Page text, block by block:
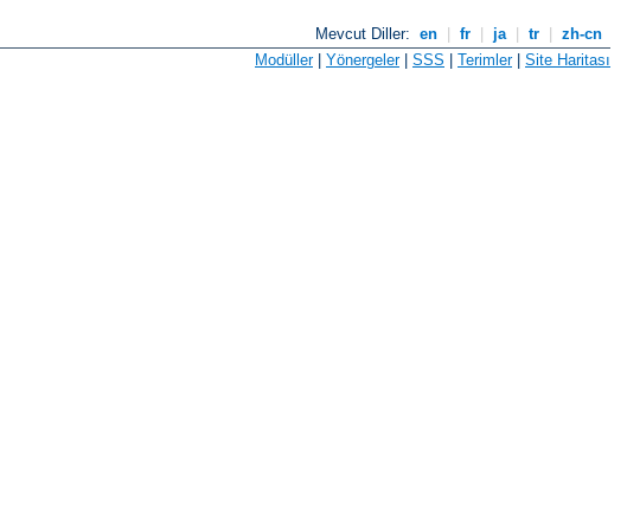
Mevcut Diller: en fr ja tr
zh-cn
Modüller| Yönergeler| SSS Terimler| Site Haritası